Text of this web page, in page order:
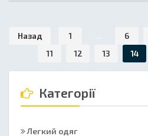
Назад 1 6
11
12 13 14
Категорії
Легкий одяг